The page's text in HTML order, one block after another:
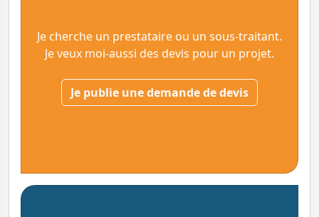
Je cherche un prestataire ou un sous-traitant.
Je veux moi-aussi des devis pour un projet.
Je publie une demande de devis